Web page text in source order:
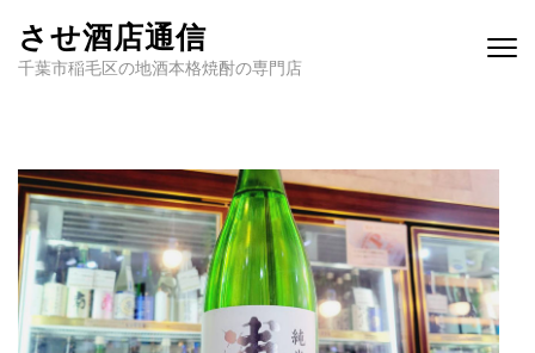
させ酒店通信
千葉市稲毛区の地酒本格焼酎の専門店